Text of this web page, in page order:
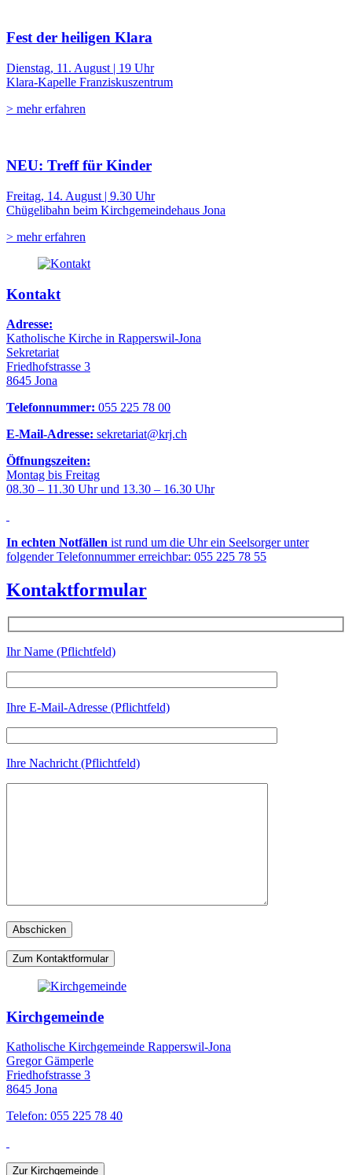
Fest der heiligen Klara
Dienstag, 11. August | 19 Uhr
Klara-Kapelle Franziskuszentrum
> mehr erfahren
NEU: Treff für Kinder
Freitag, 14. August | 9.30 Uhr
Chügelibahn beim Kirchgemeindehaus Jona
> mehr erfahren
Kontakt
Adresse:
Katholische Kirche in Rapperswil-Jona
Sekretariat
Friedhofstrasse 3
8645 Jona
Telefonnummer: 055 225 78 00
E-Mail-Adresse: sekretariat@krj.ch
Öffnungszeiten:
Montag bis Freitag
08.30 – 11.30 Uhr und 13.30 – 16.30 Uhr
In echten Notfällen ist rund um die Uhr ein Seelsorger unter
folgender Telefonnummer erreichbar: 055 225 78 55
Kontaktformular
Ihr Name (Pflichtfeld)
Ihre E-Mail-Adresse (Pflichtfeld)
Ihre Nachricht (Pflichtfeld)
Zum Kontaktformular
Kirchgemeinde
Katholische Kirchgemeinde Rapperswil-Jona
Gregor Gämperle
Friedhofstrasse 3
8645 Jona
Telefon: 055 225 78 40
Zur Kirchgemeinde